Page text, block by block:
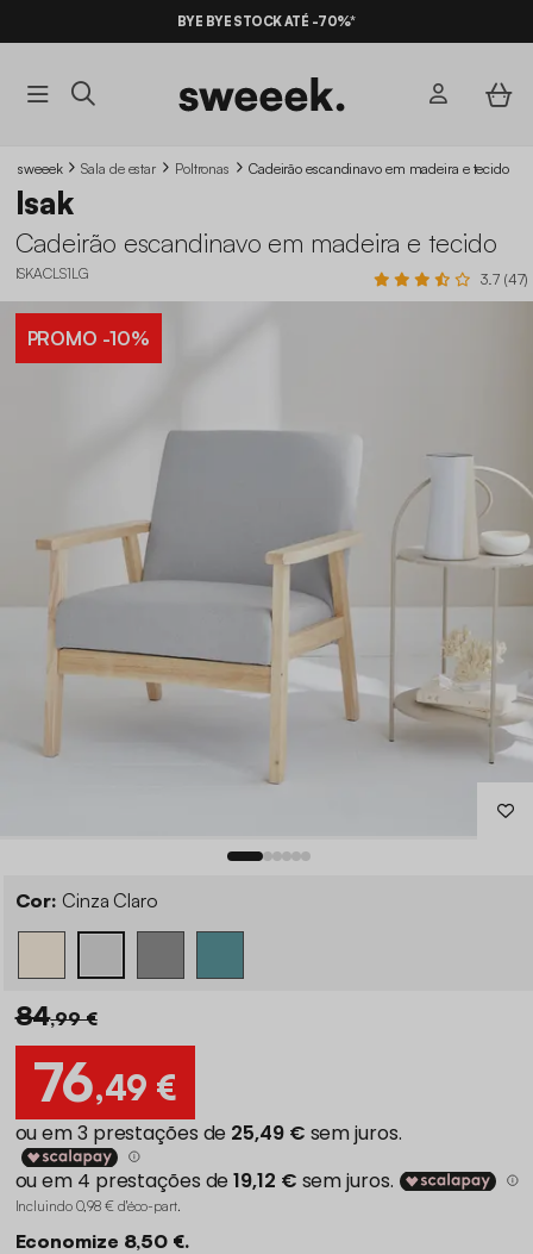
BYE BYE STOCK ATÉ -70%*
sweeek Sala de estar Poltronas Cadeirão escandinavo em madeira e tecido
Isak
Cadeirão escandinavo em madeira e tecido
ISKACLS1LG 3.7 (47)
PROMO -10%
Cor: Cinza Claro
84,99 €
76,49 €
Incluindo 0,98 € d'éco-part.
Economize 8,50 €.